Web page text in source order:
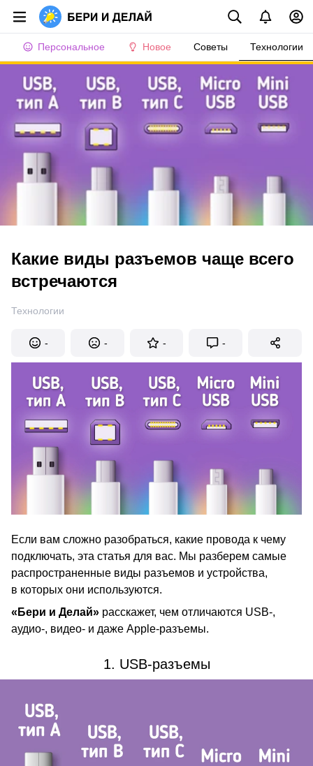
Персональное Новое Советы Технологии
Какие виды разъемов чаще всего
встречаются
Технологии
- - - -
Если вам сложно разобраться, какие провода к чему
подключать, эта статья для вас. Мы разберем самые
распространенные виды разъемов и устройства,
в которых они используются.
«Бери и Делай» расскажет, чем отличаются USB-,
аудио-, видео- и даже Apple-разъемы.
1. USB-разъемы